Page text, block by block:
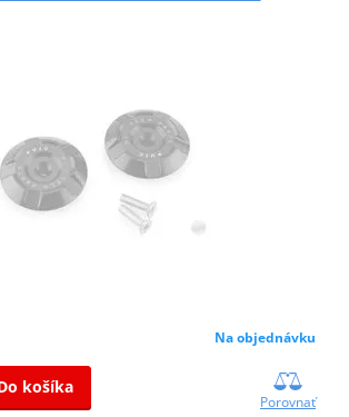
Na objednávku
košíka
Porovnať